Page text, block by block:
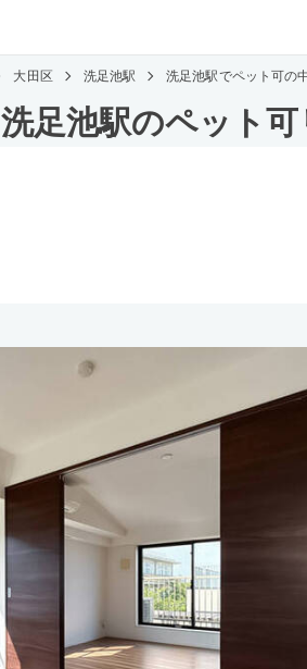
大田区 洗足池駅 洗足池駅でペット可の
洗足池駅のペット